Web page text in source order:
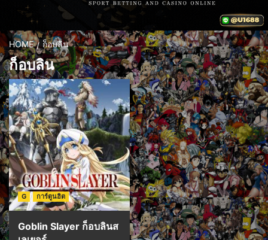
HOME ก็อบลิน
ก็อบลิน
G การ์ตูนฮิต
Goblin Slayer ก็อบลินส